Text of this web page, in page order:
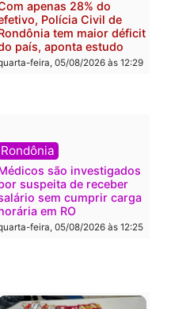
foragido baleado e
apreensão de drogas
quarta-feira, 05/08/2026 às
Polícia